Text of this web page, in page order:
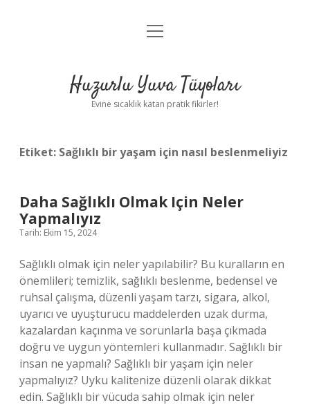
Anasayfa
Yasal Uyarı
menüyü
Huzurlu Yuva Tüyoları
Evine sıcaklık katan pratik fikirler!
Etiket: Sağlıklı bir yaşam için nasıl beslenmeliyiz
Daha Sağlıklı Olmak Için Neler
Yapmalıyız
Tarih: Ekim 15, 2024
Sağlıklı olmak için neler yapılabilir? Bu kuralların en
önemlileri; temizlik, sağlıklı beslenme, bedensel ve
ruhsal çalışma, düzenli yaşam tarzı, sigara, alkol,
uyarıcı ve uyuşturucu maddelerden uzak durma,
kazalardan kaçınma ve sorunlarla başa çıkmada
doğru ve uygun yöntemleri kullanmadır. Sağlıklı bir
insan ne yapmalı? Sağlıklı bir yaşam için neler
yapmalıyız? Uyku kalitenize düzenli olarak dikkat
edin. Sağlıklı bir vücuda sahip olmak için neler